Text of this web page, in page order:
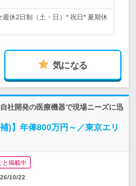
休2日制（土・日）* 祝日* 夏期休
気になる
社開発の医療機器で現場ニーズに迅
)】年俸800万円～／東京エリ
と掲載中
10/22